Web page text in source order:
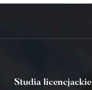
Studia licencjackie